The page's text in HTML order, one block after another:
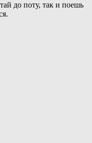
до поту, так и поешь